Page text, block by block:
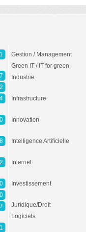
Gestion / Management
Green IT / IT for green
Industrie
Infrastructure
Innovation
Intelligence Artificielle
Internet
Investissement
Juridique/Droit
Logiciels